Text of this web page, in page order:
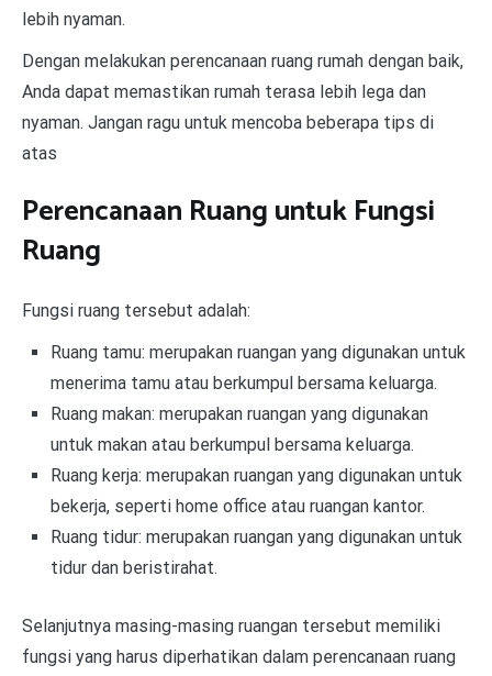
lebih nyaman.
Dengan melakukan perencanaan ruang rumah dengan baik,
Anda dapat memastikan rumah terasa lebih lega dan
nyaman. Jangan ragu untuk mencoba beberapa tips di
atas
Perencanaan Ruang untuk Fungsi
Ruang
Fungsi ruang tersebut adalah:
Ruang tamu: merupakan ruangan yang digunakan untuk
menerima tamu atau berkumpul bersama keluarga.
Ruang makan: merupakan ruangan yang digunakan
untuk makan atau berkumpul bersama keluarga.
Ruang kerja: merupakan ruangan yang digunakan untuk
bekerja, seperti home office atau ruangan kantor.
Ruang tidur: merupakan ruangan yang digunakan untuk
tidur dan beristirahat.
Selanjutnya masing-masing ruangan tersebut memiliki
fungsi yang harus diperhatikan dalam perencanaan ruang